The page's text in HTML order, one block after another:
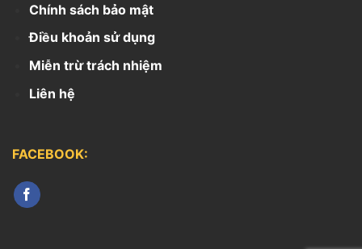
Chính sách bảo mật
Điều khoản sử dụng
Miễn trừ trách nhiệm
Liên hệ
FACEBOOK: